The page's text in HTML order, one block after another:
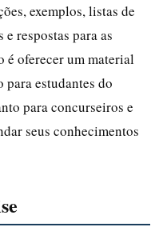
exemplos, listas de
respostas para as
é oferecer um material
estudantes do
para concurseiros e
seus conhecimentos